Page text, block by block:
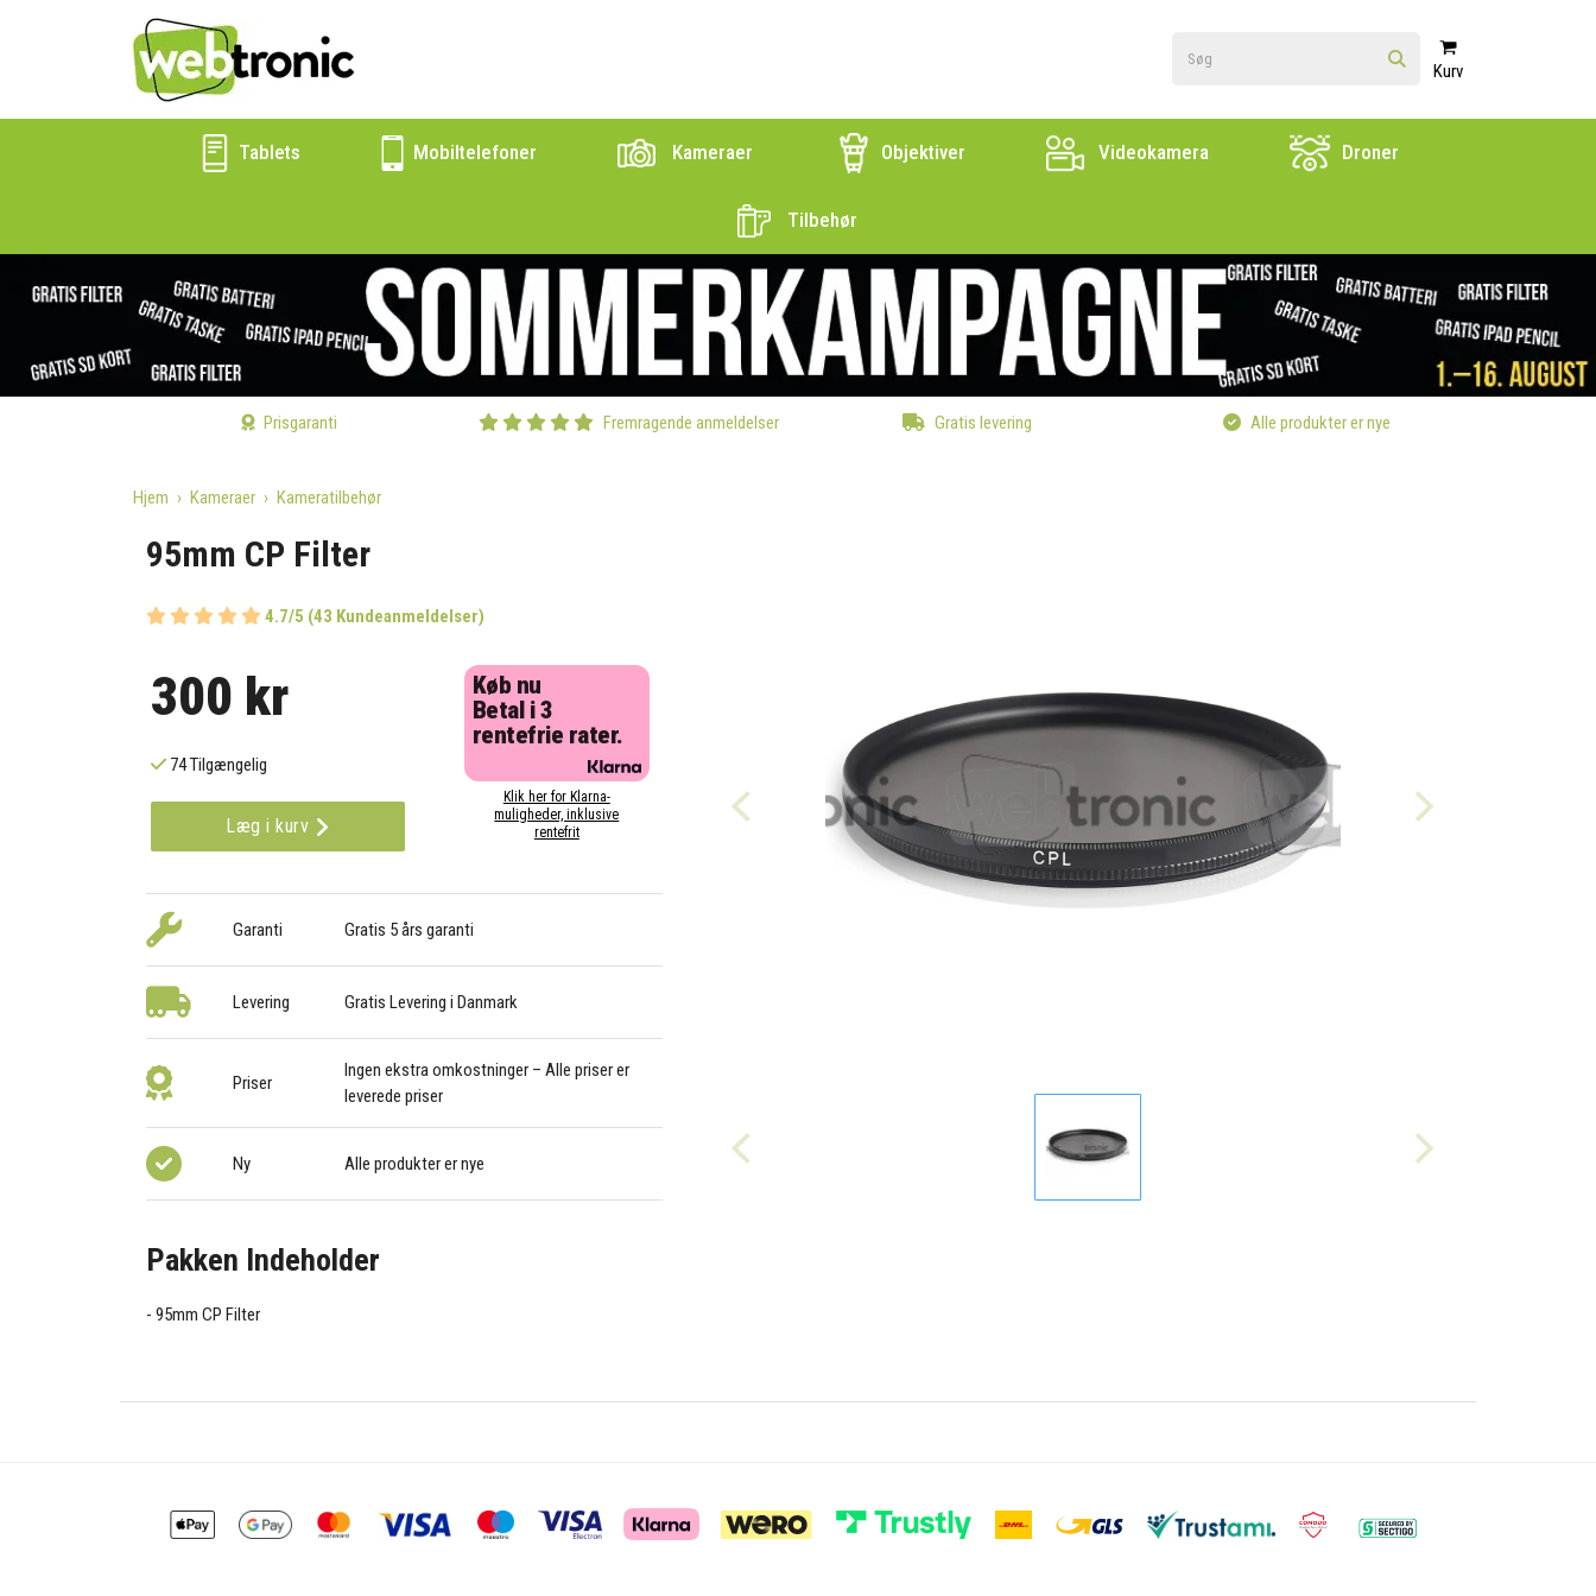
Kurv
Tablets Mobiltelefoner Kameraer Objektiver Videokamera Droner
Tilbehør
Prisgaranti Fremragende anmeldelser Gratis levering Alle produkter er nye
Hjem Kameraer Kameratilbehør
95mm CP Filter
4.7/5 (43 Kundeanmeldelser)
300 kr
74 Tilgængelig
Læg i kurv
Køb nu
Betal i 3
rentefrie rater.
Klik her for Klarna-
muligheder, inklusive
rentefrit
Garanti Gratis 5 års garanti
Levering Gratis Levering i Danmark
Priser
Ingen ekstra omkostninger – Alle priser er
leverede priser
Ny Alle produkter er nye
Pakken Indeholder
95mm CP Filter